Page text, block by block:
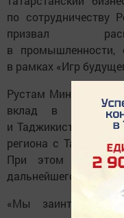
по сотрудничеству
призвал
в промышленности,
в рамках «Игр
Рустам Минниханов
вклад в
и Таджикистана.
региона с
При этом у
дальнейшего роста
«Мы